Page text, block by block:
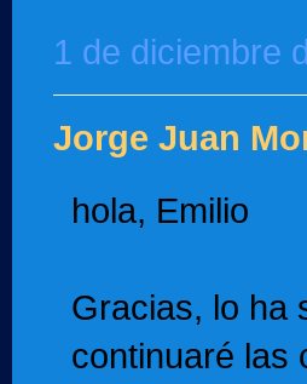
1 de diciembre
Jorge Juan
hola, Emilio
Gracias, lo ha
continuaré las